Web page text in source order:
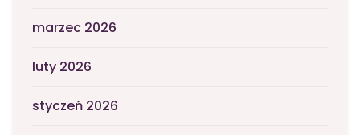
marzec 2026
luty 2026
styczeń 2026